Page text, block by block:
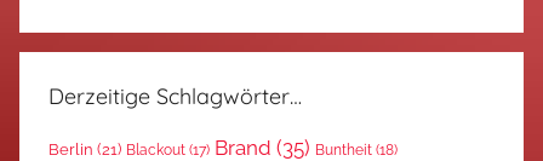
Derzeitige Schlagwörter…
Berlin (21) Blackout (17) Brand (35) Buntheit (18)